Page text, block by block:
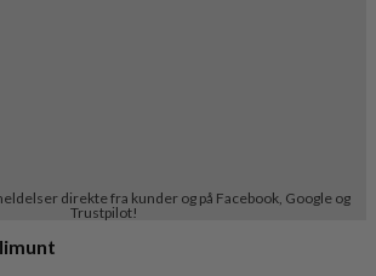
direkte fra kunder og på Facebook, Google og
Trustpilot!
limunt